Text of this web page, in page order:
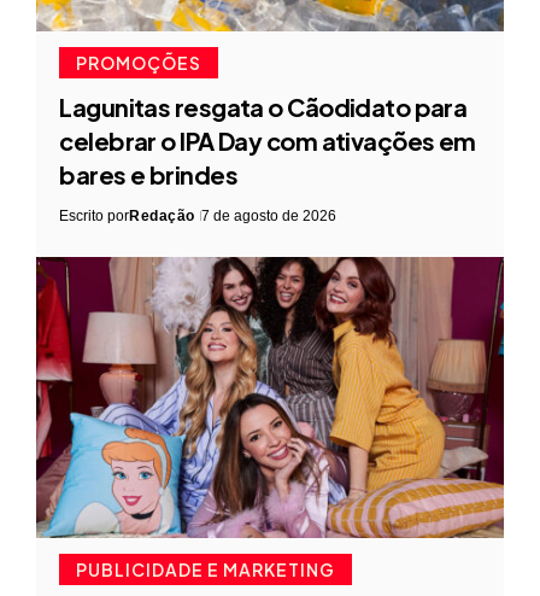
PROMOÇÕES
Lagunitas resgata o Cãodidato para
celebrar o IPA Day com ativações em
bares e brindes
Escrito porRedação 7 de agosto de 2026
PUBLICIDADE E MARKETING